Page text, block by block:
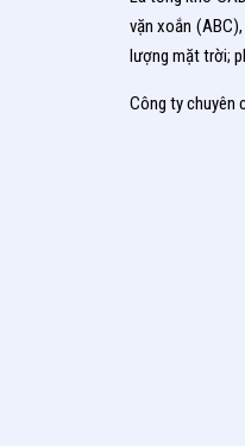
vặn xoắn
lượng mặt trời;
Công ty chuyên